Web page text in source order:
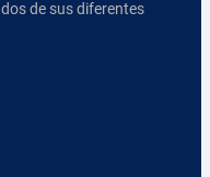
de sus diferentes